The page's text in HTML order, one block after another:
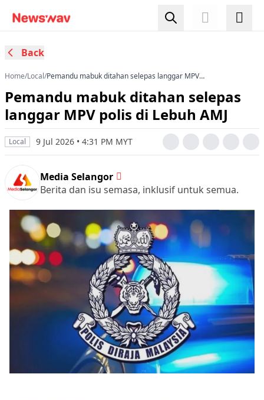
Back
Home/Local/Pemandu mabuk ditahan selepas langgar MPV
Pemandu mabuk ditahan selepas
langgar MPV polis di Lebuh AMJ
Local 9 Jul 2026 • 4:31 PM MYT
Media Selangor
Berita dan isu semasa, inklusif untuk semua.